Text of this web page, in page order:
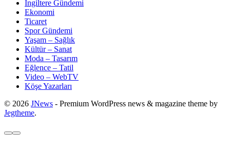
İngiltere Gündemi
Ekonomi
Ticaret
Spor Gündemi
Yaşam – Sağlık
Kültür – Sanat
Moda – Tasarım
Eğlence – Tatil
Video – WebTV
Köşe Yazarları
© 2026 JNews - Premium WordPress news & magazine theme by
Jegtheme.